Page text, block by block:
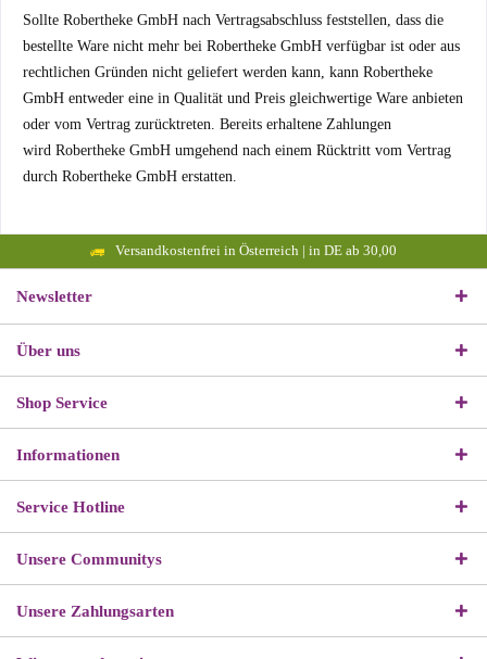
Sollte Robertheke GmbH nach Vertragsabschluss feststellen, dass die
bestellte Ware nicht mehr bei Robertheke GmbH verfügbar ist oder aus
rechtlichen Gründen nicht geliefert werden kann, kann Robertheke
GmbH entweder eine in Qualität und Preis gleichwertige Ware anbieten
oder vom Vertrag zurücktreten. Bereits erhaltene Zahlungen
wird Robertheke GmbH umgehend nach einem Rücktritt vom Vertrag
durch Robertheke GmbH erstatten.
Versandkostenfrei in Österreich | in DE ab 30,00
Newsletter
Über uns
Shop Service
Informationen
Service Hotline
Unsere Communitys
Unsere Zahlungsarten